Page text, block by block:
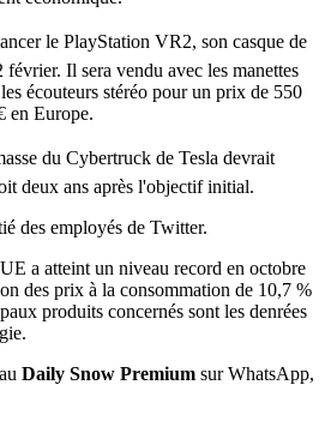
le PlayStation VR2, son casque de
Il sera vendu avec les manettes
écouteurs stéréo pour un prix de 550
en Europe.
du Cybertruck de Tesla devrait
deux ans après l'objectif initial.
des employés de Twitter.
a atteint un niveau record en octobre
des prix à la consommation de 10,7 %
produits concernés sont les denrées
au Daily Snow Premium sur WhatsApp,